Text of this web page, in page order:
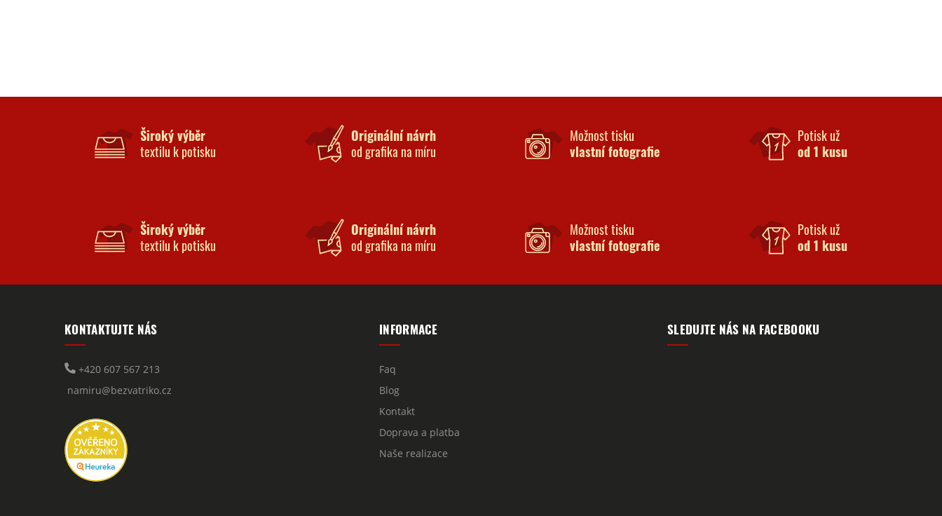
Široký výběr
textilu k potisku
Originální návrh
od grafika na míru
Možnost tisku
vlastní fotografie
Potisk už
od 1 kusu
Široký výběr
textilu k potisku
Originální návrh
od grafika na míru
Možnost tisku
vlastní fotografie
Potisk už
od 1 kusu
KONTAKTUJTE NÁS
+420 607 567 213
namiru@bezvatriko.cz
INFORMACE
Faq
Blog
Kontakt
Doprava a platba
Naše realizace
SLEDUJTE NÁS NA FACEBOOKU